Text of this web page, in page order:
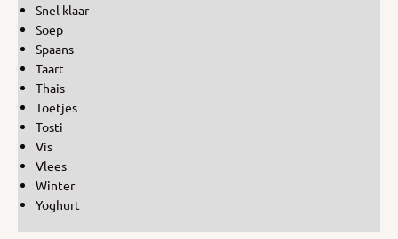
Snel klaar
Soep
Spaans
Taart
Thais
Toetjes
Tosti
Vis
Vlees
Winter
Yoghurt